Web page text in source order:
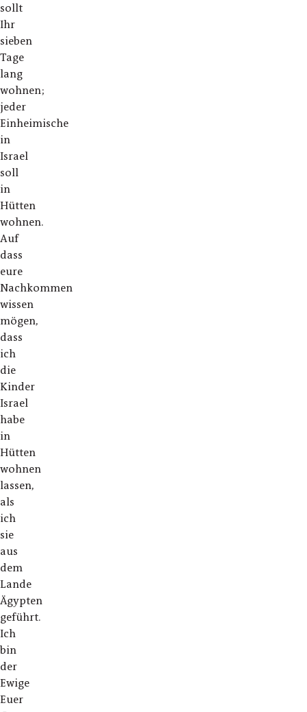
sollt
Ihr
sieben
Tage
lang
wohnen;
jeder
Einheimische
in
Israel
soll
in
Hütten
wohnen.
Auf
dass
eure
Nachkommen
wissen
mögen,
dass
ich
die
Kinder
Israel
habe
in
Hütten
wohnen
lassen,
als
ich
sie
aus
dem
Lande
Ägypten
geführt.
Ich
bin
der
Ewige
Euer